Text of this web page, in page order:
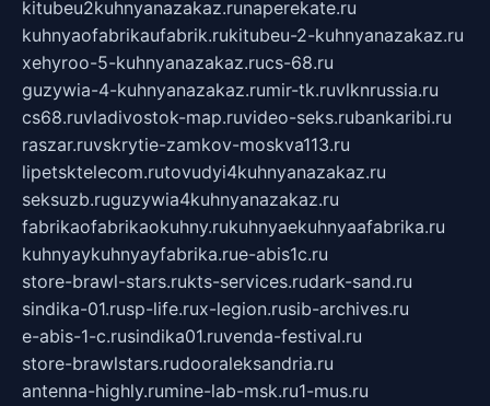
kitubeu2kuhnyanazakaz.runaperekate.ru
kuhnyaofabrikaufabrik.rukitubeu-2-kuhnyanazakaz.ru
xehyroo-5-kuhnyanazakaz.rucs-68.ru
guzywia-4-kuhnyanazakaz.rumir-tk.ruvlknrussia.ru
cs68.ruvladivostok-map.ruvideo-seks.rubankaribi.ru
raszar.ruvskrytie-zamkov-moskva113.ru
lipetsktelecom.rutovudyi4kuhnyanazakaz.ru
seksuzb.ruguzywia4kuhnyanazakaz.ru
fabrikaofabrikaokuhny.rukuhnyaekuhnyaafabrika.ru
kuhnyaykuhnyayfabrika.rue-abis1c.ru
store-brawl-stars.rukts-services.rudark-sand.ru
sindika-01.rusp-life.rux-legion.rusib-archives.ru
e-abis-1-c.rusindika01.ruvenda-festival.ru
store-brawlstars.rudooraleksandria.ru
antenna-highly.rumine-lab-msk.ru1-mus.ru